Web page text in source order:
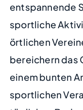
entspannende
sportliche
örtlichen
bereichern das
einem bunten
sportlichen